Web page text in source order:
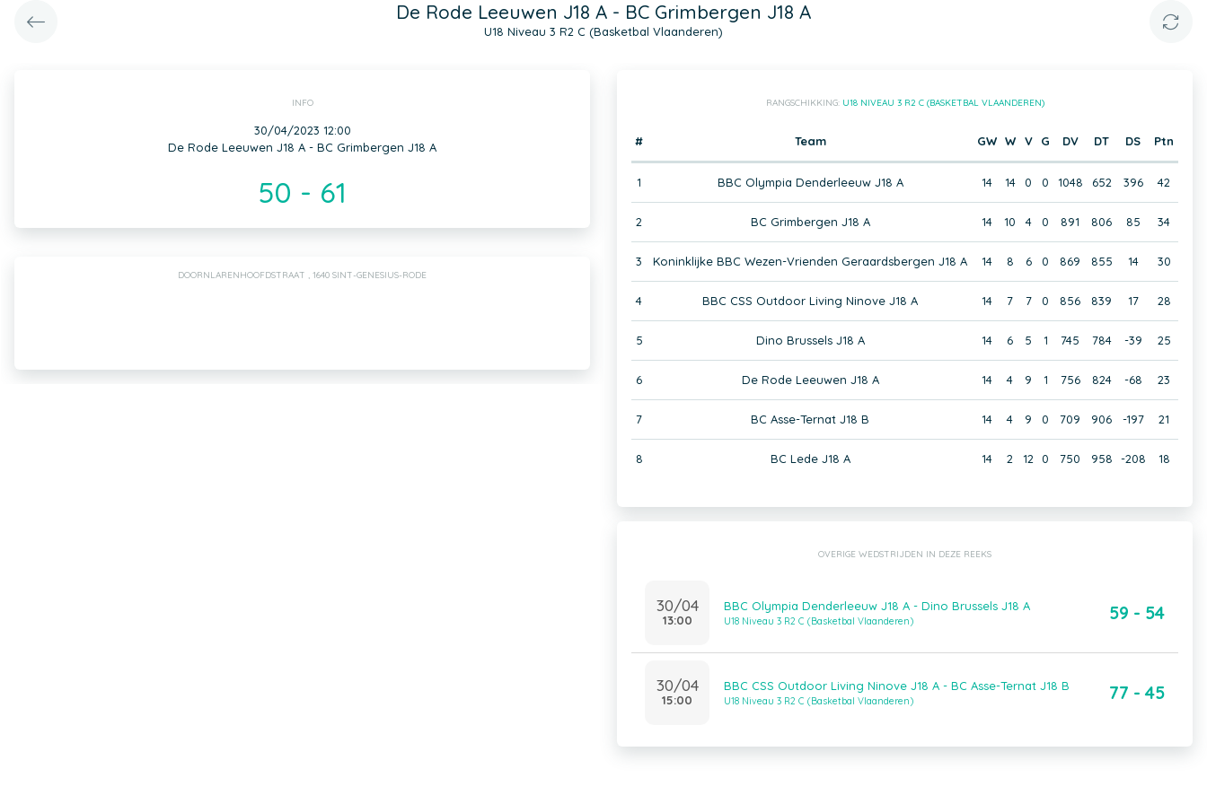
De Rode Leeuwen J18 A - BC Grimbergen J18 A
U18 Niveau 3 R2 C (Basketbal Vlaanderen)
INFO
30/04/2023 12:00
De Rode Leeuwen J18 A - BC Grimbergen J18 A
50 - 61
DOORNLARENHOOFDSTRAAT , 1640 SINT-GENESIUS-RODE
RANGSCHIKKING: U18 NIVEAU 3 R2 C (BASKETBAL VLAANDEREN)
# Team GW W V G DV DT DS Ptn
1 BBC Olympia Denderleeuw J18 A 14 14 0 0 1048 652 396 42
2 BC Grimbergen J18 A 14 10 4 0 891 806 85 34
3 Koninklijke BBC Wezen-Vrienden Geraardsbergen J18 A 14 8 6 0 869 855 14 30
4 BBC CSS Outdoor Living Ninove J18 A 14 7 7 0 856 839 17 28
5 Dino Brussels J18 A 14 6 5 1 745 784 -39 25
6 De Rode Leeuwen J18 A 14 4 9 1 756 824 -68 23
7 BC Asse-Ternat J18 B 14 4 9 0 709 906 -197 21
8 BC Lede J18 A 14 2 12 0 750 958 -208 18
OVERIGE WEDSTRIJDEN IN DEZE REEKS
30/04
13:00
BBC Olympia Denderleeuw J18 A - Dino Brussels J18 A
U18 Niveau 3 R2 C (Basketbal Vlaanderen) 59 - 54
30/04
15:00
BBC CSS Outdoor Living Ninove J18 A - BC Asse-Ternat J18 B
U18 Niveau 3 R2 C (Basketbal Vlaanderen) 77 - 45